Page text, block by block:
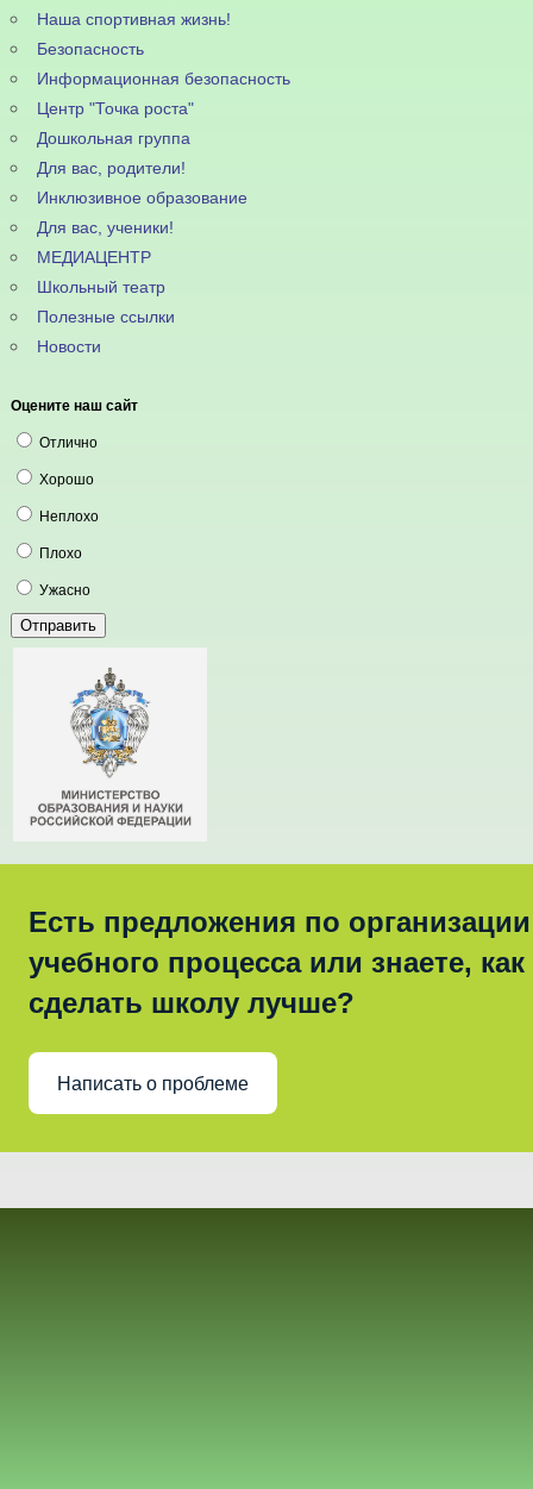
Наша спортивная жизнь!
Безопасность
Информационная безопасность
Центр "Точка роста"
Дошкольная группа
Для вас, родители!
Инклюзивное образование
Для вас, ученики!
МЕДИАЦЕНТР
Школьный театр
Полезные ссылки
Новости
Оцените наш сайт
Отлично
Хорошо
Неплохо
Плохо
Ужасно
Есть предложения по организации
учебного процесса или знаете, как
сделать школу лучше?
Написать о проблеме